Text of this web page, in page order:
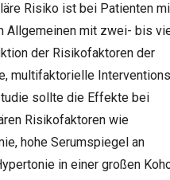
Risiko ist bei Patienten
Allgemeinen mit zwei- bis
der Risikofaktoren der
multifaktorielle
sollte die Effekte bei
Risikofaktoren wie
hohe Serumspiegel an
in einer großen